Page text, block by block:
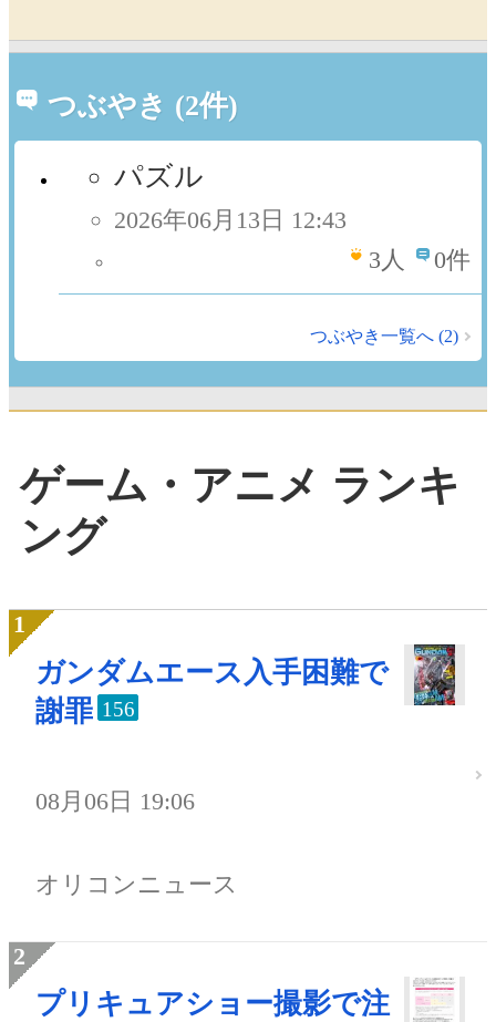
つぶやき (2件)
パズル
2026年06月13日 12:43
3人 0件
つぶやき一覧へ (2)
ゲーム・アニメ ランキ
ング
ガンダムエース入手困難で
謝罪 156
08月06日 19:06
オリコンニュース
プリキュアショー撮影で注